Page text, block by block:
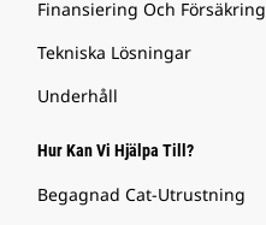
Finansiering Och Försäkring
Tekniska Lösningar
Underhåll
Hur Kan Vi Hjälpa Till?
Begagnad Cat-Utrustning